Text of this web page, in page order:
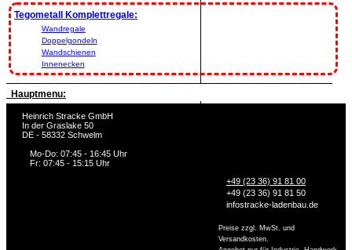
Tegometall Komplettregale:
Wandregale
Doppelgondeln
Wandschienen
Innenecken
Hauptmenu:
Heinrich Stracke GmbH
In der Graslake 50
DE - 58332 Schwelm
Mo-Do: 07:45 - 16:45 Uhr
Fr: 07:45 - 15:15 Uhr
+49 (23 36) 91 81 00
+49 (23 36) 91 81 50
infostracke-ladenbau.de
Preise zzgl. MwSt. und
Versandkosten.